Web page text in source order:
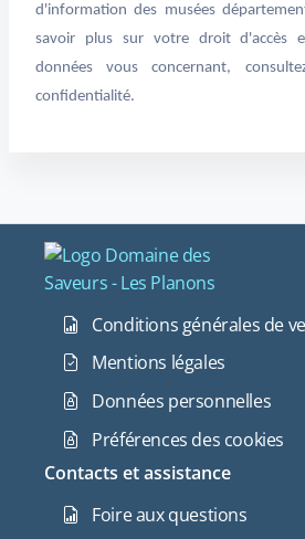
d'information des musées
savoir plus sur votre droit d'accès
données vous concernant,
confidentialité.
Conditions générales de
Mentions légales
Données personnelles
Préférences des cookies
Contacts et assistance
Foire aux questions